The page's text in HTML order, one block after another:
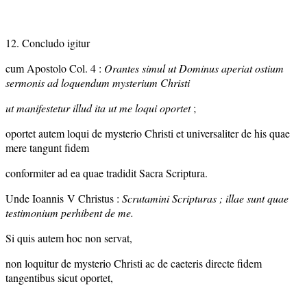
12. Concludo igitur
cum Apostolo Col. 4 : Orantes simul ut Dominus aperiat ostium
sermonis ad loquendum mysterium Christi
ut manifestetur illud ita ut me loqui oportet;
oportet autem loqui de mysterio Christi et universaliter de his quae
mere tangunt fidem
conformiter ad ea quae tradidit Sacra Scriptura.
Unde Ioannis V Christus : Scrutamini Scripturas ; illae sunt quae
testimonium perhibent de me.
Si quis autem hoc non servat,
non loquitur de mysterio Christi ac de caeteris directe fidem
tangentibus sicut oportet,